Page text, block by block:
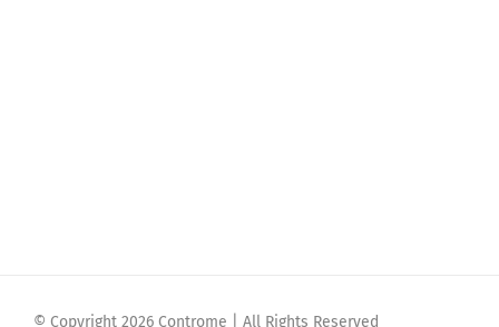
© Copyright 2026 Controme | All Rights Reserved